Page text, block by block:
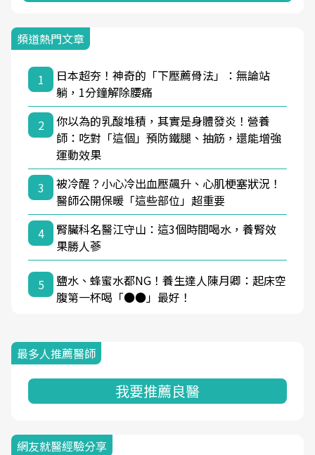
頻道熱門文章
1
日本超夯！神奇的「下壓薦骨法」：無論站
躺，1分鐘解除腰痛
2
你以為的乳酸堆積，其實是身體發炎！營養
師：吃對「這個」預防鐵腿、抽筋，還能增強
運動效果
3
被冷醒？小心冷出血壓飆升、心肌梗塞狀況！
醫師公開保暖「這些部位」超重要
4
腎臟科名醫江守山：這3個時間喝水，養腎效
果勝人蔘
5
鹽水、蜂蜜水都NG！養生達人陳月卿：起床空
腹第一杯喝「●●」最好！
最多人推薦醫師
我要推薦良醫
網友就醫經驗分享